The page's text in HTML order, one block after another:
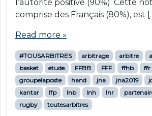
l’autorité positive (90%). Cette
comprise des Français (80%), est
Read more »
#TOUSARBITRES arbitrage arbitre
basket
etude FFBB FFF ffhb ffr
groupelaposte
hand jna jna2019
kantar
lfp lnb lnh lnr
rugby
toutesarbitres